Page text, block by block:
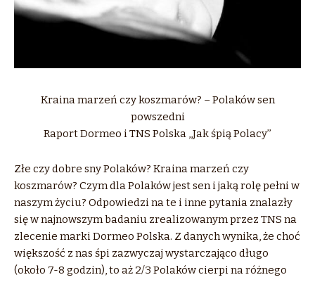
Kraina marzeń czy koszmarów? – Polaków sen
powszedni
Raport Dormeo i TNS Polska ,,Jak śpią Polacy’’
Złe czy dobre sny Polaków? Kraina marzeń czy
koszmarów? Czym dla Polaków jest sen i jaką rolę pełni w
naszym życiu? Odpowiedzi na te i inne pytania znalazły
się w najnowszym badaniu zrealizowanym przez TNS na
zlecenie marki Dormeo Polska. Z danych wynika, że choć
większość z nas śpi zazwyczaj wystarczająco długo
(około 7-8 godzin), to aż 2/3 Polaków cierpi na różnego